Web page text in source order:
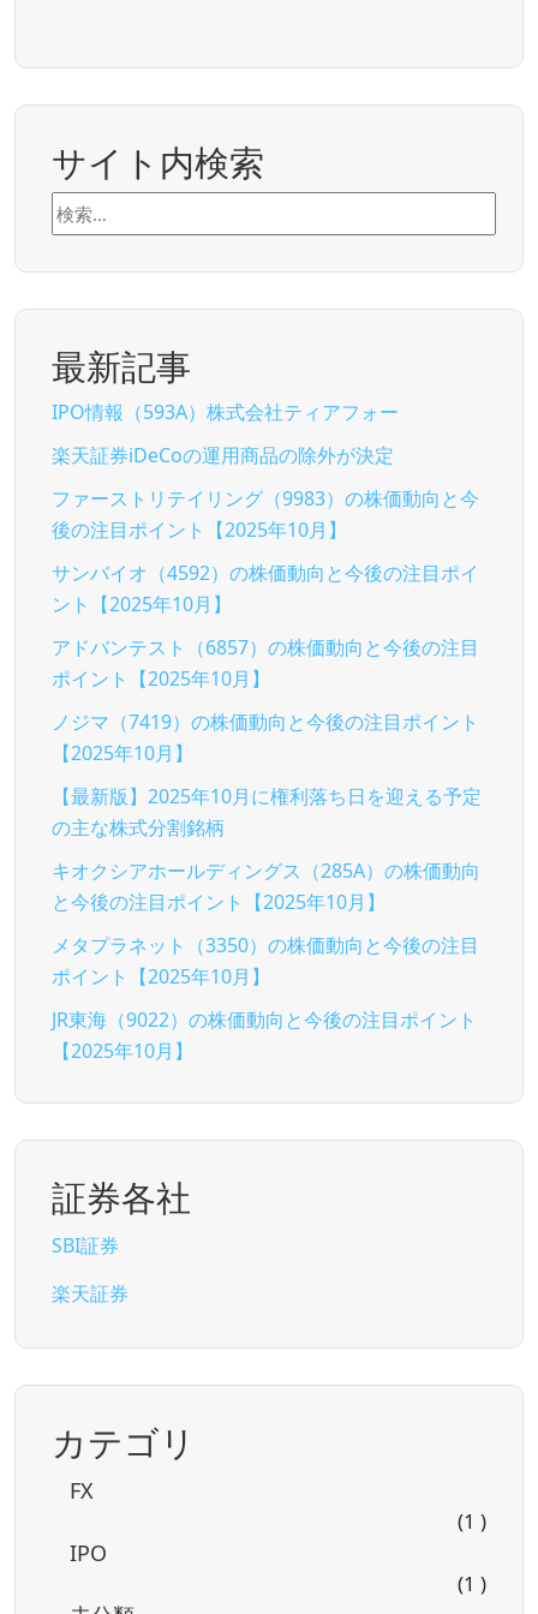
サイト内検索
検
索:
最新記事
IPO情報（593A）株式会社ティアフォー
楽天証券iDeCoの運用商品の除外が決定
ファーストリテイリング（9983）の株価動向と今
後の注目ポイント【2025年10月】
サンバイオ（4592）の株価動向と今後の注目ポイ
ント【2025年10月】
アドバンテスト（6857）の株価動向と今後の注目
ポイント【2025年10月】
ノジマ（7419）の株価動向と今後の注目ポイント
【2025年10月】
【最新版】2025年10月に権利落ち日を迎える予定
の主な株式分割銘柄
キオクシアホールディングス（285A）の株価動向
と今後の注目ポイント【2025年10月】
メタプラネット（3350）の株価動向と今後の注目
ポイント【2025年10月】
JR東海（9022）の株価動向と今後の注目ポイント
【2025年10月】
証券各社
SBI証券
楽天証券
カテゴリ
FX
(1 )
IPO
(1 )